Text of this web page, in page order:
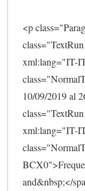
<p
xml:lang="IT-
10/09/2019 al
xml:lang="IT-
and&nbsp;</